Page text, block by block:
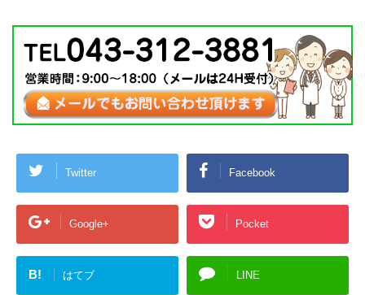
Twitter Facebook
Google+ Pocket
B! はてブ LINE